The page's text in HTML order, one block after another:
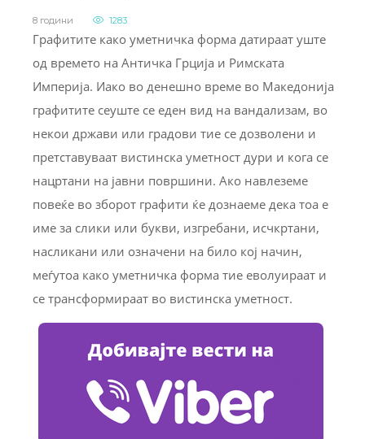
8 години 1283
Графитите како уметничка форма датираат уште
од времето на Античка Грција и Римската
Империја. Иако во денешно време во Македонија
графитите сеуште се еден вид на вандализам, во
некои држави или градови тие се дозволени и
претставуваат вистинска уметност дури и кога се
нацртани на јавни површини. Ако навлеземе
повеќе во зборот графити ќе дознаеме дека тоа е
име за слики или букви, изгребани, исчкртани,
насликани или означени на било кој начин,
меѓутоа како уметничка форма тие еволуираат и
се трансформираат во вистинска уметност.